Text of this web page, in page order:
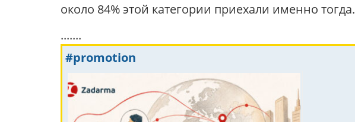
около 84% этой категории приехали именно тогда.
.......
#promotion